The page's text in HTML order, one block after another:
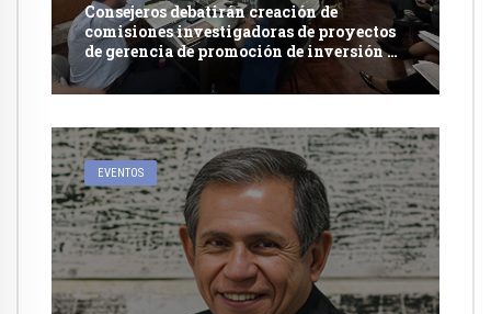
Consejeros debatirán creación de
comisiones investigadoras de proyectos
de gerencia de promoción de inversión y
carretera en Caylloma
EVENTOS